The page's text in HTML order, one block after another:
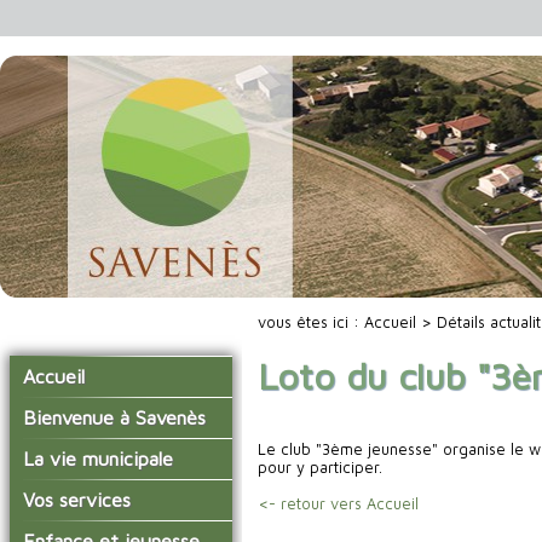
Accueil
Bienvenue à Savenès
Situer Savenès
Savenès en chiffre
L'histoire du village
La vie municipale
Vos élus
Les compte-rendus du
Vos services
La mairie
vous êtes ici : Accueil > Détails
Loto du club
Le club "3ème jeunesse" organise le
pour y participer.
<- retour vers Accueil